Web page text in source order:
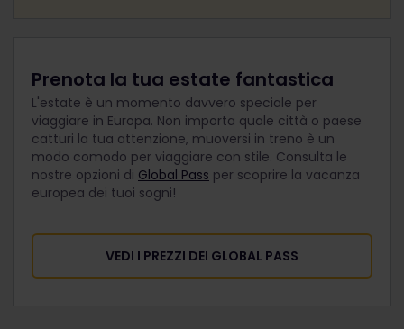
Prenota la tua estate fantastica
L'estate è un momento davvero speciale per
viaggiare in Europa. Non importa quale città o paese
catturi la tua attenzione, muoversi in treno è un
modo comodo per viaggiare con stile. Consulta le
nostre opzioni di Global Pass per scoprire la vacanza
europea dei tuoi sogni!
VEDI I PREZZI DEI GLOBAL PASS